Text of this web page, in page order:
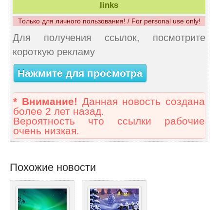
links
Только для личного пользования! / For personal use only!
Для получения ссылок, посмотрите
короткую рекламу
Нажмите для просмотра
* Внимание! Данная новость создана
более 2 лет назад.
Вероятность что ссылки рабочие
очень низкая.
Похожие новости